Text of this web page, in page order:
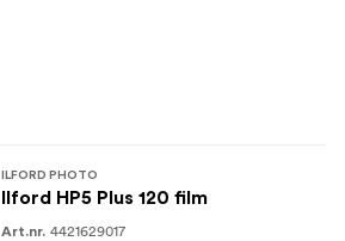
ILFORD PHOTO
Ilford HP5 Plus 120 film
Art.nr. 4421629017